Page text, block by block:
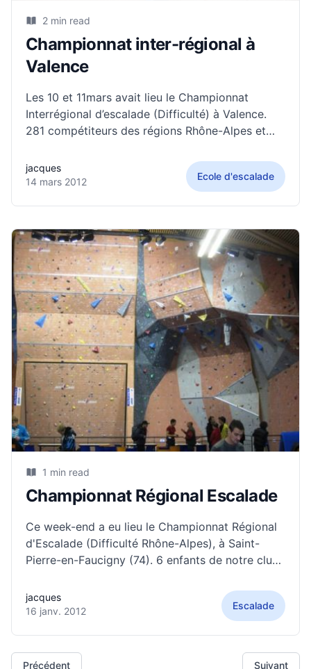
2 min read
Championnat inter-régional à
Valence
Les 10 et 11mars avait lieu le Championnat
Interrégional d’escalade (Difficulté) à Valence.
281 compétiteurs des régions Rhône-Alpes et
catégories (Minime / Cadet / Junior / Senior /
Vétéran). Cette compétition était une épreuve
jacques
14 mars 2012
Ecole d'escalade
1 min read
Championnat Régional Escalade
Ce week-end a eu lieu le Championnat Régional
d'Escalade (Difficulté Rhône-Alpes), à Saint-
Pierre-en-Faucigny (74). 6 enfants de notre club
avec un jeune sur le podium Cadet. Résultats :
Minimes Garçons (52 participants) Baptiste
jacques
16 janv. 2012
Escalade
Précédent Suivant